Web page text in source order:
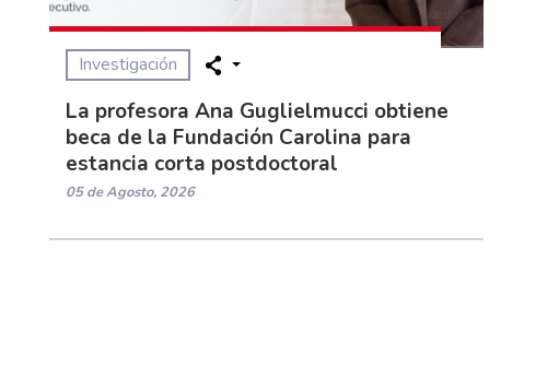
Investigación
La profesora Ana Guglielmucci obtiene
beca de la Fundación Carolina para
estancia corta postdoctoral
05 de Agosto, 2026